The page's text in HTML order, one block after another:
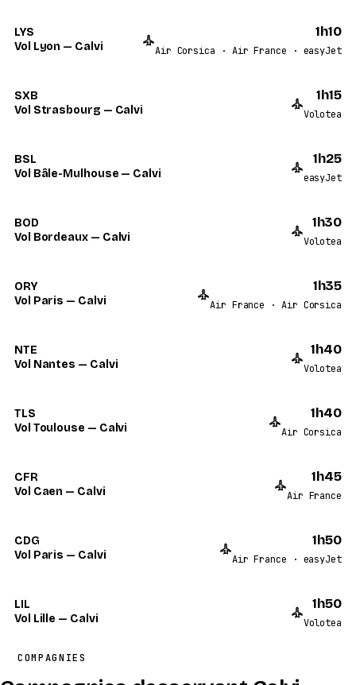
LYS
Vol Lyon — Calvi
1h10
Air Corsica · Air France · easyJet
SXB
Vol Strasbourg — Calvi
1h15
Volotea
BSL
Vol Bâle-Mulhouse — Calvi
1h25
easyJet
BOD
Vol Bordeaux — Calvi
1h30
Volotea
ORY
Vol Paris — Calvi
1h35
Air France · Air Corsica
NTE
Vol Nantes — Calvi
1h40
Volotea
TLS
Vol Toulouse — Calvi
1h40
Air Corsica
CFR
Vol Caen — Calvi
1h45
Air France
CDG
Vol Paris — Calvi
1h50
Air France · easyJet
LIL
Vol Lille — Calvi
1h50
Volotea
COMPAGNIES